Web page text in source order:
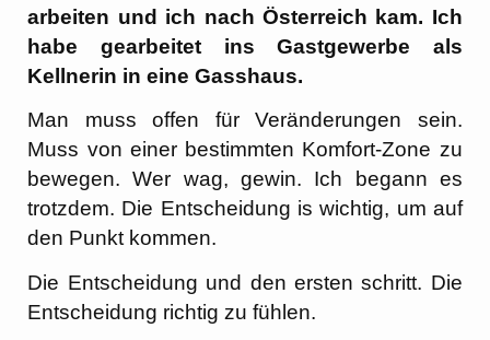
arbeiten und ich nach Österreich kam. Ich
habe gearbeitet ins Gastgewerbe als
Kellnerin in eine Gasshaus.
Man muss offen für Veränderungen sein.
Muss von einer bestimmten Komfort-Zone zu
bewegen. Wer wag, gewin. Ich begann es
trotzdem. Die Entscheidung is wichtig, um auf
den Punkt kommen.
Die Entscheidung und den ersten schritt. Die
Entscheidung richtig zu fühlen.